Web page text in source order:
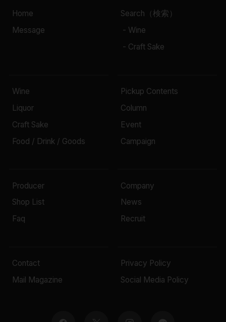
Home
Message
Search（検索）
- Wine
- Craft Sake
Wine
Liquor
Craft Sake
Food / Drink / Goods
Pickup Contents
Column
Event
Campaign
Producer
Shop List
Faq
Company
News
Recruit
Contact
Mail Magazine
Privacy Policy
Social Media Policy